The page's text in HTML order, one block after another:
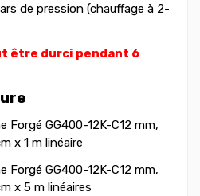
de pression (chauffage à 2-
être durci pendant 6
Forgé GG400-12K-C12 mm,
x 1 m linéaire
Forgé GG400-12K-C12 mm,
x 5 m linéaires